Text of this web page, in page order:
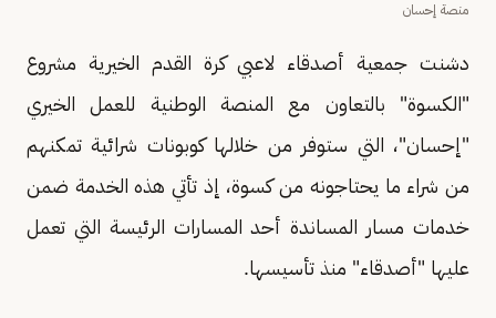
منصة إحسان
دشنت جمعية أصدقاء لاعبي كرة القدم الخيرية مشروع
"الكسوة" بالتعاون مع المنصة الوطنية للعمل الخيري
"إحسان"، التي ستوفر من خلالها كوبونات شرائية تمكنهم
من شراء ما يحتاجونه من كسوة، إذ تأتي هذه الخدمة ضمن
خدمات مسار المساندة أحد المسارات الرئيسة التي تعمل
عليها "أصدقاء" منذ تأسيسها.